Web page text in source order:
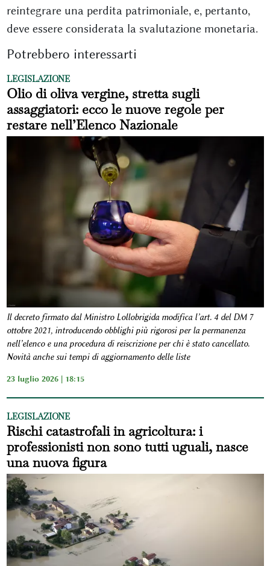
reintegrare una perdita patrimoniale, e, pertanto,
deve essere considerata la svalutazione monetaria.
Potrebbero interessarti
LEGISLAZIONE
Olio di oliva vergine, stretta sugli
assaggiatori: ecco le nuove regole per
restare nell’Elenco Nazionale
Il decreto firmato dal Ministro Lollobrigida modifica l’art. 4 del DM 7
ottobre 2021, introducendo obblighi più rigorosi per la permanenza
nell’elenco e una procedura di reiscrizione per chi è stato cancellato.
Novità anche sui tempi di aggiornamento delle liste
23 luglio 2026 | 18:15
LEGISLAZIONE
Rischi catastrofali in agricoltura: i
professionisti non sono tutti uguali, nasce
una nuova figura